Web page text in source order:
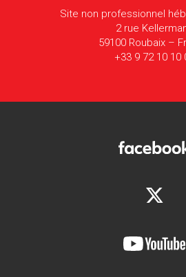
Site non professionnel
2 rue
59100 Roubaix –
+33 9 72 10 10